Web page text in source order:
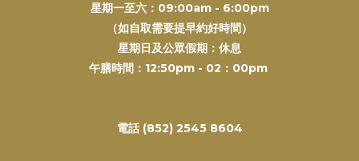
星期一至六：09:00am - 6:00pm
（如自取需要提早約好時間）
星期日及公眾假期：休息
午膳時間：12:50pm - 02：00pm
電話 (852) 2545 8604